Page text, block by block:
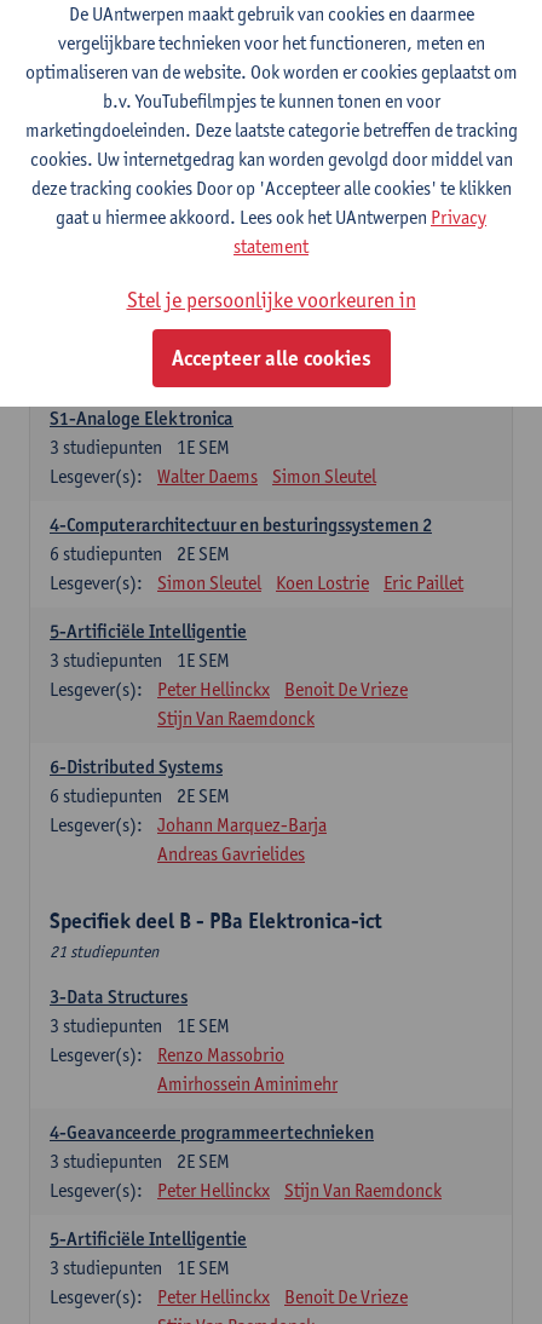
Lesgever(s):
Maarten Weyn
Rafael Berkvens
Rreze Halili
6-Digital Signal Processing
2E SEM
3studiepunten
Lesgever(s):
Walter Daems
Specifiek deel A - PBa Toegepaste Informatica
1-Basis digitale elektronica 1
studiepunten
Koen Lostrie
S1-Analoge Elektronica
1E SEM
3 studiepunten
Lesgever(s):
Walter Daems Simon Sleutel
4-Computerarchitectuur en besturingssystemen 2
2E SEM
6 studiepunten
Lesgever(s):
Simon Sleutel Koen Lostrie Eric Paillet
5-Artificiële Intelligentie
1E SEM
3 studiepunten
Lesgever(s):
Peter Hellinckx
Benoit De Vrieze
Stijn Van Raemdonck
6-Distributed Systems
2E SEM
6 studiepunten
Lesgever(s):
Johann Marquez-Barja
Andreas Gavrielides
Specifiek deel B - PBa Elektronica-ict
21 studiepunten
3-Data Structures
1E SEM
3 studiepunten
Lesgever(s):
Renzo Massobrio
Amirhossein Aminimehr
4-Geavanceerde programmeertechnieken
2E SEM
3 studiepunten
Lesgever(s):
Peter Hellinckx Stijn Van Raemdonck
5-Artificiële Intelligentie
1E SEM
3 studiepunten
Lesgever(s):
Peter Hellinckx
Benoit De Vrieze
De UAntwerpen maakt gebruik van cookies en daarmee
vergelijkbare technieken voor het functioneren, meten en
optimaliseren van de website. Ook worden er cookies geplaatst om
b.v. YouTubefilmpjes te kunnen tonen en voor
marketingdoeleinden. Deze laatste categorie betreffen de tracking
cookies. Uw internetgedrag kan worden gevolgd door middel van
deze tracking cookies Door op 'Accepteer alle cookies' te klikken
gaat u hiermee akkoord. Lees ook het UAntwerpen Privacy
statement
Stel je persoonlijke voorkeuren in
Accepteer alle cookies